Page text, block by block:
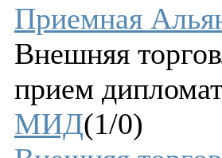
Приемная
Внешняя
прием
МИД(1/0)